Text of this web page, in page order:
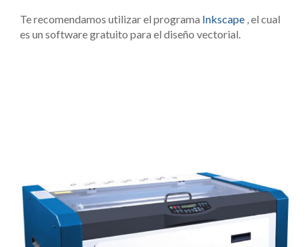
Te recomendamos utilizar el programa Inkscape , el cual
es un software gratuito para el diseño vectorial.